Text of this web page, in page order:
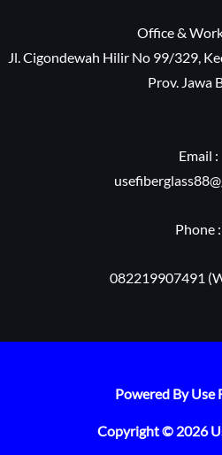
Office &
Jl. Cigondewah Hilir No 99/329,
Prov. Jawa
Email :
Phone :
082219907491
Powered By Use
Copyright © 2026